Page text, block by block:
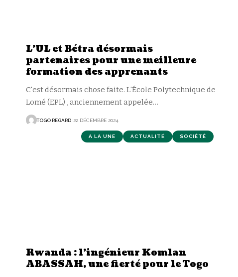
L’UL et Bétra désormais
partenaires pour une meilleure
formation des apprenants
C'est désormais chose faite. L'École Polytechnique de
Lomé (EPL) , anciennement appelée…
TOGO REGARD 22 DÉCEMBRE 2024
A LA UNE ACTUALITÉ SOCIÉTÉ
Rwanda : l’ingénieur Komlan
ABASSAH, une fierté pour le Togo